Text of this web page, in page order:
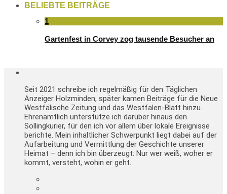
BELIEBTE BEITRÄGE
1
Gartenfest in Corvey zog tausende Besucher an
Seit 2021 schreibe ich regelmäßig für den Täglichen
Anzeiger Holzminden, später kamen Beiträge für die Neue
Westfälische Zeitung und das Westfalen-Blatt hinzu.
Ehrenamtlich unterstütze ich darüber hinaus den
Sollingkurier, für den ich vor allem über lokale Ereignisse
berichte. Mein inhaltlicher Schwerpunkt liegt dabei auf der
Aufarbeitung und Vermittlung der Geschichte unserer
Heimat – denn ich bin überzeugt: Nur wer weiß, woher er
kommt, versteht, wohin er geht.